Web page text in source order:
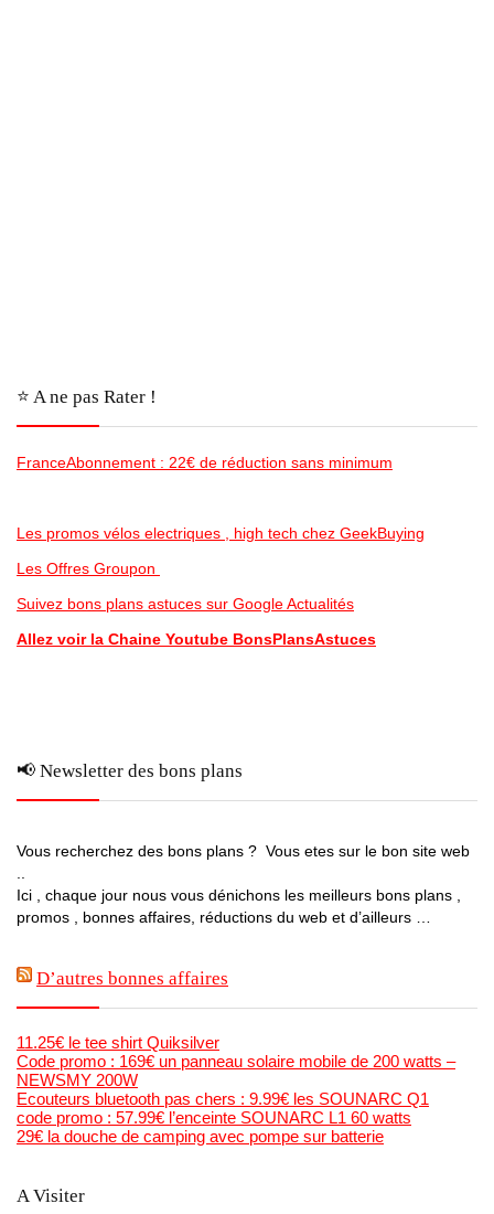
⭐️ A ne pas Rater !
FranceAbonnement : 22€ de réduction sans minimum
Les promos vélos electriques , high tech chez GeekBuying
Les Offres Groupon
Suivez bons plans astuces sur Google Actualités
Allez voir la Chaine Youtube BonsPlansAstuces
📢 Newsletter des bons plans
Vous recherchez des bons plans ? Vous etes sur le bon site web
Ici , chaque jour nous vous dénichons les meilleurs bons plans ,
promos , bonnes affaires, réductions du web et d’ailleurs …
D’autres bonnes affaires
11.25€ le tee shirt Quiksilver
Code promo : 169€ un panneau solaire mobile de 200 watts –
NEWSMY 200W
Ecouteurs bluetooth pas chers : 9.99€ les SOUNARC Q1
code promo : 57.99€ l’enceinte SOUNARC L1 60 watts
29€ la douche de camping avec pompe sur batterie
A Visiter